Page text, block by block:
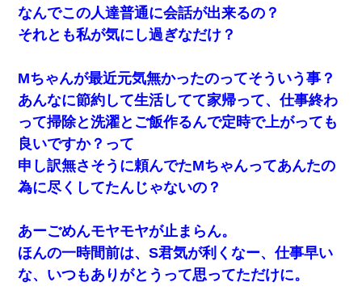
なんでこの人達普通に会話が出来るの？
それとも私が気にし過ぎなだけ？
Mちゃんが最近元気無かったのってそういう事？
あんなに節約して生活してて家帰って、仕事終わ
って掃除と洗濯とご飯作るんで定時で上がっても
良いですか？って
申し訳無さそうに頼んでたMちゃんってあんたの
為に尽くしてたんじゃないの？
あーごめんモヤモヤが止まらん。
ほんの一時間前は、S君気が利くなー、仕事早い
な、いつもありがとうって思ってただけに。